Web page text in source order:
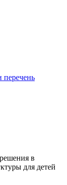
перечень
в
для детей